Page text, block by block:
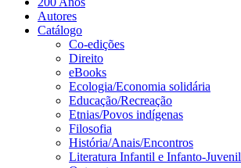
Autores
Catálogo
Co-edições
Direito
eBooks
Ecologia/Economia solidária
Educação/Recreação
Etnias/Povos indígenas
Filosofia
História/Anais/Encontros
Literatura Infantil e Infanto-Juvenil